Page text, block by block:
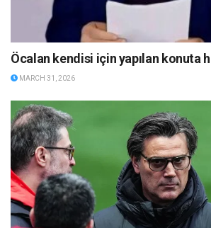
Öcalan kendisi için yapılan konuta
MARCH 31, 2026